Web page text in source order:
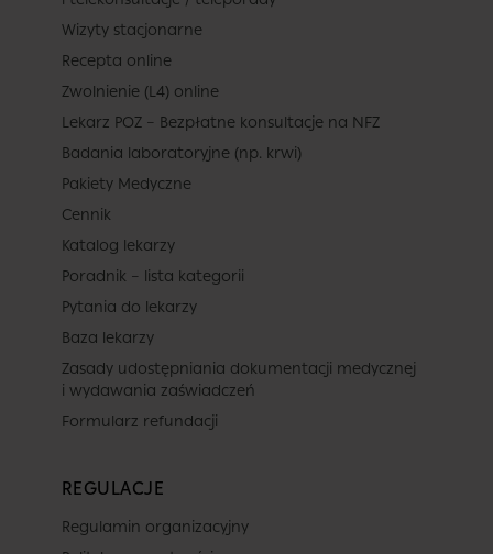
Wizyty stacjonarne
Recepta online
Zwolnienie (L4) online
Lekarz POZ – Bezpłatne konsultacje na NFZ
Badania laboratoryjne (np. krwi)
Pakiety Medyczne
Cennik
Katalog lekarzy
Poradnik – lista kategorii
Pytania do lekarzy
Baza lekarzy
Zasady udostępniania dokumentacji medycznej
i wydawania zaświadczeń
Formularz refundacji
REGULACJE
Regulamin organizacyjny